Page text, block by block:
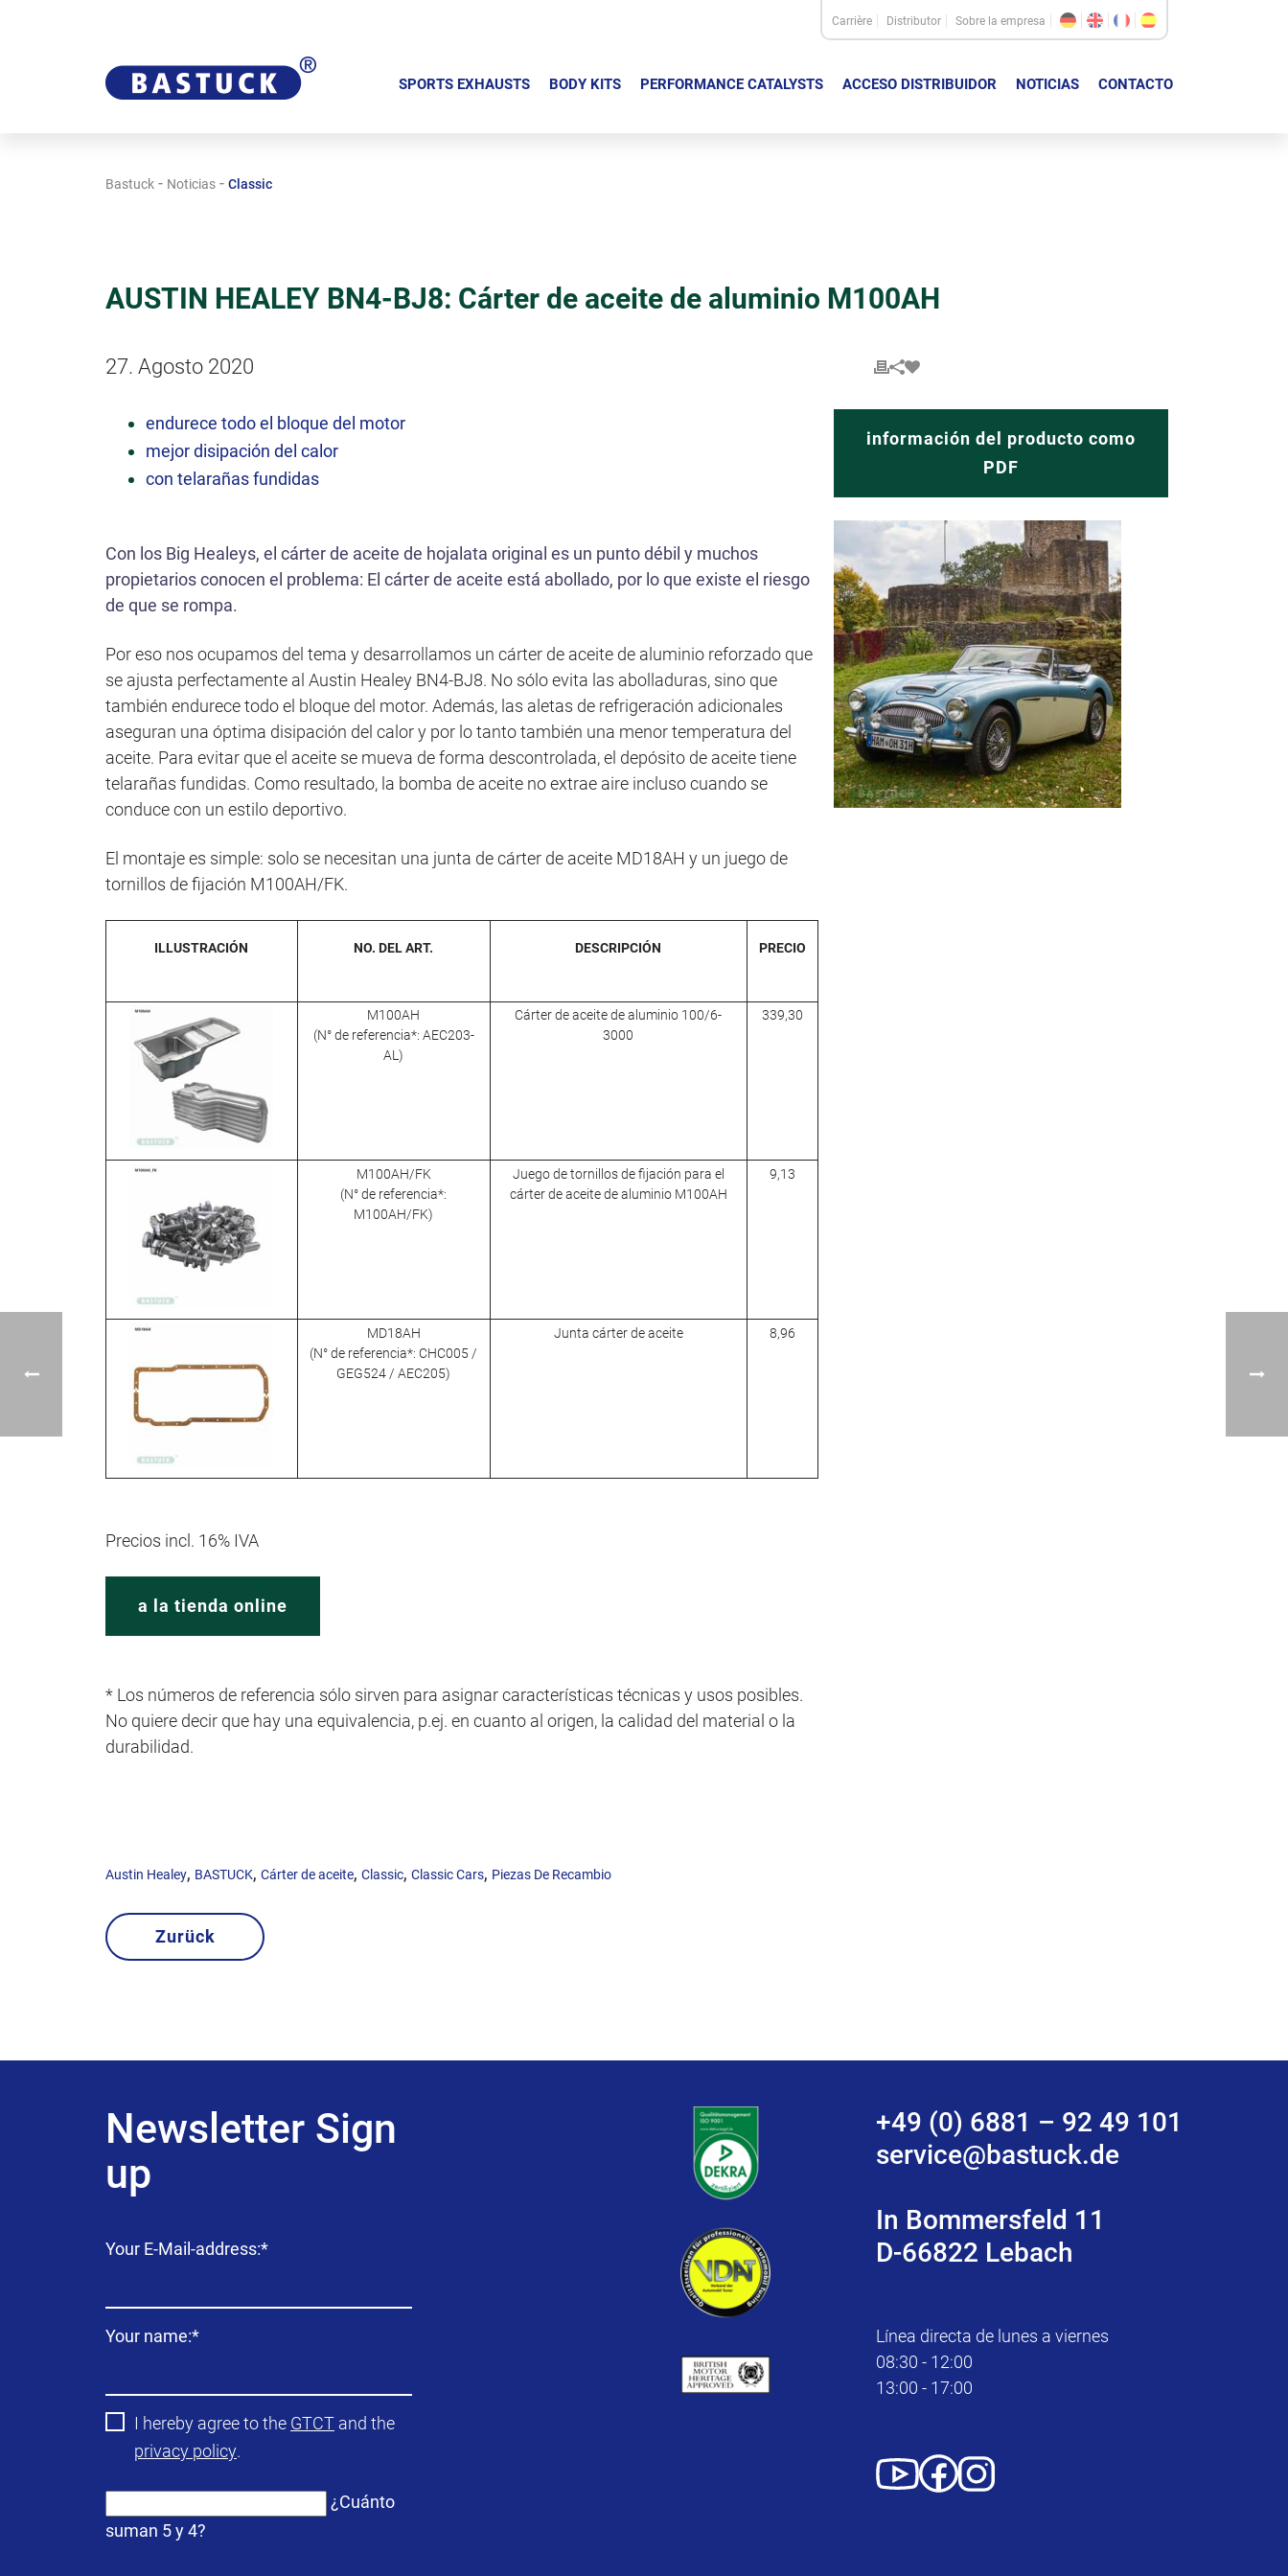
Carrière Distributor Sobre la empresa
e
SPORTS EXHAUSTS BODY KITS PERFORMANCE CATALYSTS ACCESO DISTRIBUIDOR NOTICIAS CONTACTO
Bastuck - Noticias - Classic
AUSTIN HEALEY BN4-BJ8: Cárter de aceite de aluminio M100AH
27. Agosto 2020
endurece todo el bloque del motor
mejor disipación del calor
con telarañas fundidas
Con los Big Healeys, el cárter de aceite de hojalata original es un punto débil y muchos
propietarios conocen el problema: El cárter de aceite está abollado, por lo que existe el riesgo
de que se rompa.
Por eso nos ocupamos del tema y desarrollamos un cárter de aceite de aluminio reforzado que
se ajusta perfectamente al Austin Healey BN4-BJ8. No sólo evita las abolladuras, sino que
también endurece todo el bloque del motor. Además, las aletas de refrigeración adicionales
aseguran una óptima disipación del calor y por lo tanto también una menor temperatura del
aceite. Para evitar que el aceite se mueva de forma descontrolada, el depósito de aceite tiene
telarañas fundidas. Como resultado, la bomba de aceite no extrae aire incluso cuando se
conduce con un estilo deportivo.
El montaje es simple: solo se necesitan una junta de cárter de aceite MD18AH y un juego de
tornillos de fijación M100AH/FK.
ILLUSTRACIÓN NO. DEL ART.
M100AH
(N° de referencia*: AEC203-
AL)
DESCRIPCIÓN
Cárter de aceite de aluminio 100/6-
3000
PRECIO
339,30
M100AH/FK
(N° de referencia*:
M100AH/FK)
Juego de tornillos de fijación para el
cárter de aceite de aluminio M100AH
9,13
MD18AH
(N° de referencia*: CHC005 /
GEG524 / AEC205)
Junta cárter de aceite 8,96
Precios incl. 16% IVA
a la tienda online
* Los números de referencia sólo sirven para asignar características técnicas y usos posibles.
No quiere decir que hay una equivalencia, p.ej. en cuanto al origen, la calidad del material o la
durabilidad.
información del producto como
PDF
Austin Healey, BASTUCK, Cárter de aceite, Classic, Classic Cars, Piezas De Recambio
Zurück
Newsletter Sign
up
Campo
Your E-Mail-address:*
Campo
Your name:*
I hereby agree to the GTCT and the
privacy policy.
¿Cuánto
suman 5 y 4?
+49 (0) 6881 – 92 49 101
service@bastuck.de
In Bommersfeld 11
D-66822 Lebach
Línea directa de lunes a viernes
08:30 - 12:00
13:00 - 17:00